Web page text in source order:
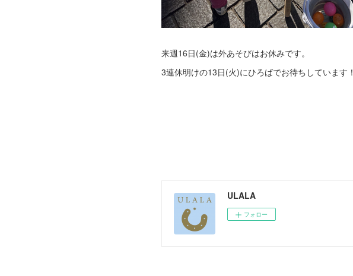
来週16日(金)は外あそびはお休みです。
3連休明けの13日(火)にひろばでお待ちしています！
ULALA
フォロー